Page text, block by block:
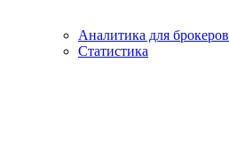
Аналитика для брокеров
Статистика